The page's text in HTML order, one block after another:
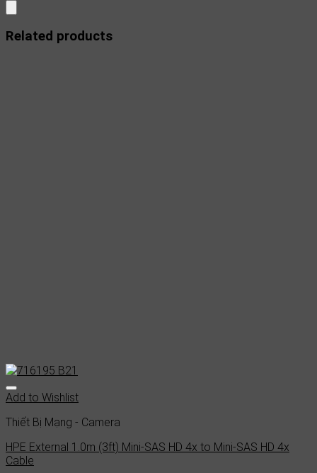
Related products
Add to Wishlist
Thiết Bị Mạng - Camera
HPE External 1.0m (3ft) Mini-SAS HD 4x to Mini-SAS HD 4x
Cable